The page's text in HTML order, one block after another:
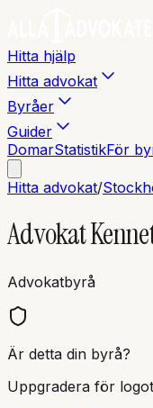
Hitta hjälp
Hitta advokat
Byråer
Guider
DomarStatistikFör
Hitta advokat/
Advokat
Advokatbyrå
Är detta din byrå?
Uppgradera för